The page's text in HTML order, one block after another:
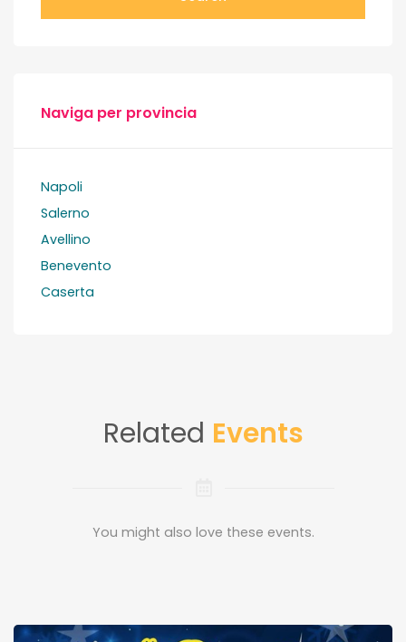
Naviga per provincia
Napoli
Salerno
Avellino
Benevento
Caserta
Related Events
You might also love these events.